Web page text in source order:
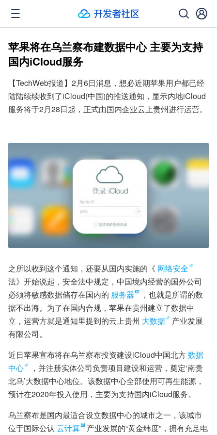
苹果将在乌兰察布建数据中心 主要为支持
国内iCloud服务
【TechWeb报道】2月6日消息，想必近期苹果用户都已经
陆陆续续收到了iCloud(中国)的推送通知，显示内地iCloud
服务将于2月28日起，正式由国内企业云上贵州进行运营。
之所以收到这个通知，还要从国内实施的《 网络安全
法》开始说起，安全法中规定，中国境内经营的国外公司
必须将敏感数据储存在国内的 服务器
，也就是所谓的数
据不出海。为了在国内合规，苹果在贵州建立了数据中
立，运营方就是通知里提到的云上贵州 大数据
产业发展
有限公司。
近日苹果宣布将在乌兰察布投资建设iCloud中国北方数据
中心
，并注册实体公司负责项目建设和运营，奠定‘南贵
北乌’大数据中心地位。该数据中心全部使用可再生能源，
预计在2020年投入使用，主要为支持国内iCloud服务。
乌兰察布是国内最适合设立数据中心的城市之一，该城市
位于国际公认 云计算 产业发展的“黄金纬度”，拥有充足电